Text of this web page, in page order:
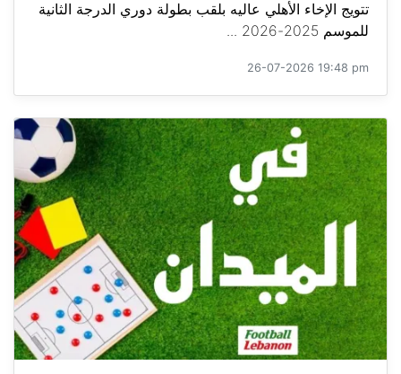
تتويج الإخاء الأهلي عاليه بلقب بطولة دوري الدرجة الثانية
للموسم 2025-2026 ...
26-07-2026 19:48 pm